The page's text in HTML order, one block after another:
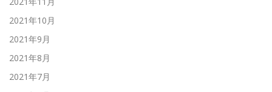
2021年10月
2021年9月
2021年8月
2021年7月